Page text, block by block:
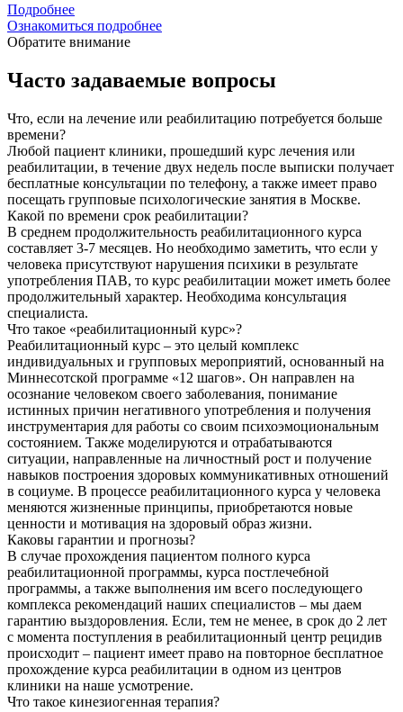
Подробнее
Ознакомиться подробнее
Обратите внимание
Часто задаваемые вопросы
Что, если на лечение или реабилитацию потребуется больше
времени?
Любой пациент клиники, прошедший курс лечения или
реабилитации, в течение двух недель после выписки получает
бесплатные консультации по телефону, а также имеет право
посещать групповые психологические занятия в Москве.
Какой по времени срок реабилитации?
В среднем продолжительность реабилитационного курса
составляет 3-7 месяцев. Но необходимо заметить, что если у
человека присутствуют нарушения психики в результате
употребления ПАВ, то курс реабилитации может иметь более
продолжительный характер. Необходима консультация
специалиста.
Что такое «реабилитационный курс»?
Реабилитационный курс – это целый комплекс
индивидуальных и групповых мероприятий, основанный на
Миннесотской программе «12 шагов». Он направлен на
осознание человеком своего заболевания, понимание
истинных причин негативного употребления и получения
инструментария для работы со своим психоэмоциональным
состоянием. Также моделируются и отрабатываются
ситуации, направленные на личностный рост и получение
навыков построения здоровых коммуникативных отношений
в социуме. В процессе реабилитационного курса у человека
меняются жизненные принципы, приобретаются новые
ценности и мотивация на здоровый образ жизни.
Каковы гарантии и прогнозы?
В случае прохождения пациентом полного курса
реабилитационной программы, курса постлечебной
программы, а также выполнения им всего последующего
комплекса рекомендаций наших специалистов – мы даем
гарантию выздоровления. Если, тем не менее, в срок до 2 лет
с момента поступления в реабилитационный центр рецидив
происходит – пациент имеет право на повторное бесплатное
прохождение курса реабилитации в одном из центров
клиники на наше усмотрение.
Что такое кинезиогенная терапия?